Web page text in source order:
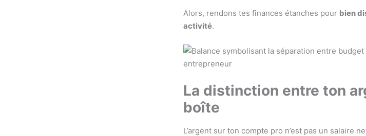
Alors, rendons tes finances étanches pour bien
activité.
La distinction entre ton
boîte
L’argent sur ton compte pro n’est pas un salaire